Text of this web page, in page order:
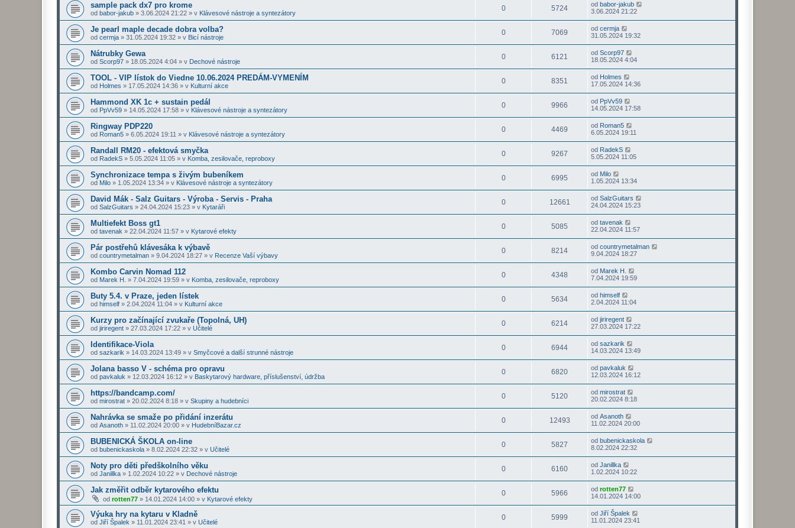
sample pack dx7 pro krome
od babor-jakub » 3.06.2024 21:22 » v Klávesové nástroje a syntezátory
0 5724 od babor-jakub
3.06.2024 21:22
Je pearl maple decade dobra volba?
od cermja » 31.05.2024 19:32 » v Bicí nástroje
0 7069 od cermja
31.05.2024 19:32
Nátrubky Gewa
od Scorp97 » 18.05.2024 4:04 » v Dechové nástroje
0 6121 od Scorp97
18.05.2024 4:04
TOOL - VIP lístok do Viedne 10.06.2024 PREDÁM-VYMENÍM
od Holmes » 17.05.2024 14:36 » v Kulturní akce
0 8351 od Holmes
17.05.2024 14:36
Hammond XK 1c + sustain pedál
od PpVv59 » 14.05.2024 17:58 » v Klávesové nástroje a syntezátory
0 9966 od PpVv59
14.05.2024 17:58
Ringway PDP220
od Roman5 » 6.05.2024 19:11 » v Klávesové nástroje a syntezátory
0 4469 od Roman5
6.05.2024 19:11
Randall RM20 - efektová smyčka
od RadekS » 5.05.2024 11:05 » v Komba, zesilovače, reproboxy
0 9267 od RadekS
5.05.2024 11:05
Synchronizace tempa s živým bubeníkem
od Milo » 1.05.2024 13:34 » v Klávesové nástroje a syntezátory
0 6995 od Milo
1.05.2024 13:34
David Mák - Salz Guitars - Výroba - Servis - Praha
od SalzGuitars » 24.04.2024 15:23 » v Kytaráři
0 12661 od SalzGuitars
24.04.2024 15:23
Multiefekt Boss gt1
od tavenak » 22.04.2024 11:57 » v Kytarové efekty
0 5085 od tavenak
22.04.2024 11:57
Pár postřehů klávesáka k výbavě
od countrymetalman » 9.04.2024 18:27 » v Recenze Vaší výbavy
0 8214 od countrymetalman
9.04.2024 18:27
Kombo Carvin Nomad 112
od Marek H. » 7.04.2024 19:59 » v Komba, zesilovače, reproboxy
0 4348 od Marek H.
7.04.2024 19:59
Buty 5.4. v Praze, jeden lístek
od himself » 2.04.2024 11:04 » v Kulturní akce
0 5634 od himself
2.04.2024 11:04
Kurzy pro začínající zvukaře (Topolná, UH)
od jiriregent » 27.03.2024 17:22 » v Učitelé
0 6214 od jiriregent
27.03.2024 17:22
Identifikace-Viola
od sazkarik » 14.03.2024 13:49 » v Smyčcové a další strunné nástroje
0 6944 od sazkarik
14.03.2024 13:49
Jolana basso V - schéma pro opravu
od pavkaluk » 12.03.2024 16:12 » v Baskytarový hardware, příslušenství, údržba
0 6820 od pavkaluk
12.03.2024 16:12
https://bandcamp.com/
od mirostrat » 20.02.2024 8:18 » v Skupiny a hudebníci
0 5120 od mirostrat
20.02.2024 8:18
Nahrávka se smaže po přidání inzerátu
od Asanoth » 11.02.2024 20:00 » v HudebníBazar.cz
0 12493 od Asanoth
11.02.2024 20:00
BUBENICKÁ ŠKOLA on-line
od bubenickaskola » 8.02.2024 22:32 » v Učitelé
0 5827 od bubenickaskola
8.02.2024 22:32
Noty pro děti předškolního věku
od Janillka » 1.02.2024 10:22 » v Dechové nástroje
0 6160 od Janillka
1.02.2024 10:22
Jak změřit odběr kytarového efektu
od rotten77 » 14.01.2024 14:00 » v Kytarové efekty
0 5966 od rotten77
14.01.2024 14:00
Výuka hry na kytaru v Kladně
od Jiří Špalek » 11.01.2024 23:41 » v Učitelé
0 5999 od Jiří Špalek
11.01.2024 23:41